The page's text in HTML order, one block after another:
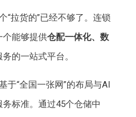
“拉货的”已经不够了。连锁
个能够提供仓配一体化、数
的一站式平台。
于“全国一张网”的布局与AI
标准。通过45个仓储中